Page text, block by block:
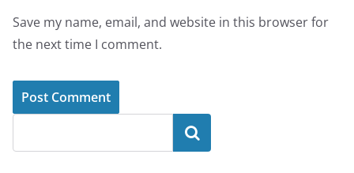
Save my name, email, and website in this browser for
the next time I comment.
Search